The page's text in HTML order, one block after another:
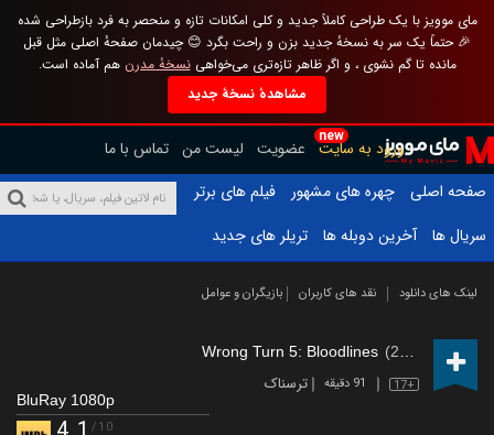
مای موویز با یک طراحی کاملاً جدید و کلی امکانات تازه و منحصر به فرد بازطراحی شده
🎉 حتماً یک سر به نسخهٔ جدید بزن و راحت بگرد 😊 چیدمان صفحهٔ اصلی مثل قبل
مانده تا گم نشوی ، و اگر ظاهر تازه‌تری می‌خواهینسخهٔ مدرن هم آماده است.
مشاهدهٔ نسخهٔ جدید
new
ورود به سایت عضویت لیست من تماس با ما
صفحه اصلی
چهره های مشهور
فیلم های برتر
سریال ها
آخرین دوبله ها تریلر های جدید
لینک های دانلود نقد های کاربران بازیگران و عوامل
Wrong Turn 5: Bloodlines (2012)
17+ 91 دقیقه ترسناک
BluRay 1080p
/10